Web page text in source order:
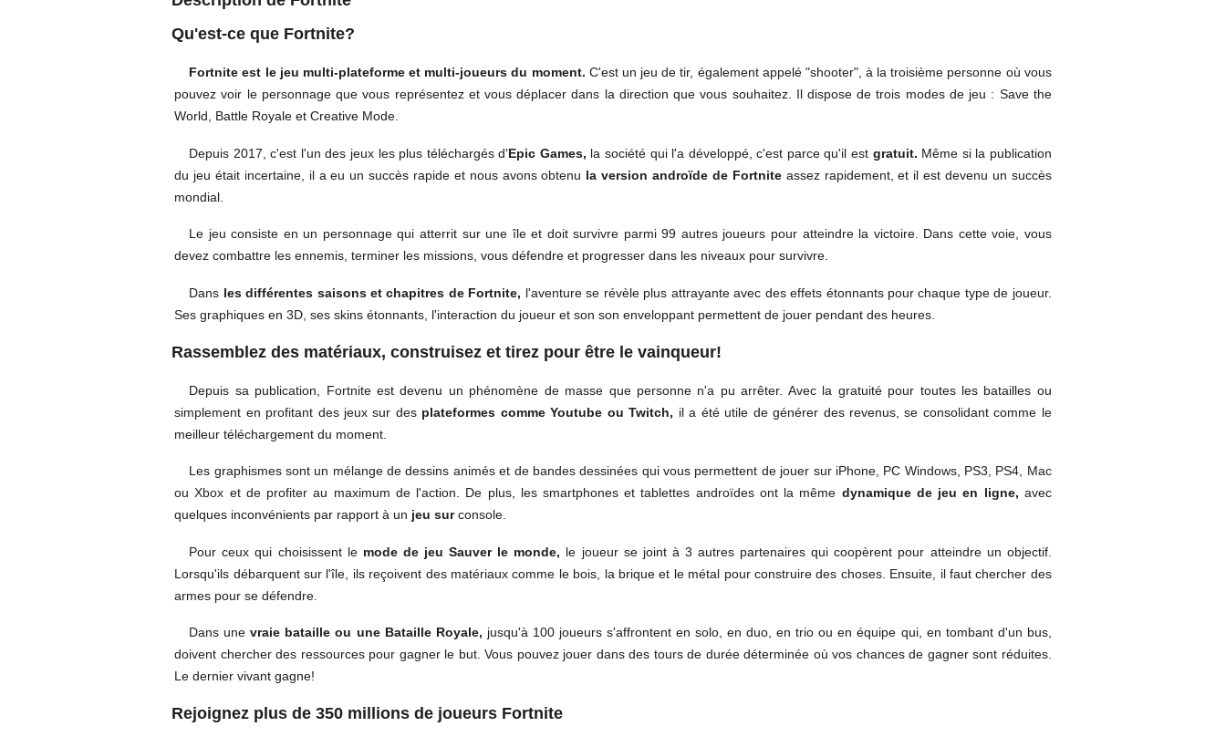
Qu'est-ce que Fortnite?
Fortnite est le jeu multi-plateforme et multi-joueurs du moment. C'est un jeu de tir, également appelé "shooter", à la troisième personne où vous
pouvez voir le personnage que vous représentez et vous déplacer dans la direction que vous souhaitez. Il dispose de trois modes de jeu : Save the
World, Battle Royale et Creative Mode.
Depuis 2017, c'est l'un des jeux les plus téléchargés d'Epic Games, la société qui l'a développé, c'est parce qu'il est gratuit. Même si la publication
du jeu était incertaine, il a eu un succès rapide et nous avons obtenu la version androïde de Fortnite assez rapidement, et il est devenu un succès
mondial.
Le jeu consiste en un personnage qui atterrit sur une île et doit survivre parmi 99 autres joueurs pour atteindre la victoire. Dans cette voie, vous
devez combattre les ennemis, terminer les missions, vous défendre et progresser dans les niveaux pour survivre.
Dans les différentes saisons et chapitres de Fortnite, l'aventure se révèle plus attrayante avec des effets étonnants pour chaque type de joueur.
Ses graphiques en 3D, ses skins étonnants, l'interaction du joueur et son son enveloppant permettent de jouer pendant des heures.
Rassemblez des matériaux, construisez et tirez pour être le vainqueur!
Depuis sa publication, Fortnite est devenu un phénomène de masse que personne n'a pu arrêter. Avec la gratuité pour toutes les batailles ou
simplement en profitant des jeux sur des plateformes comme Youtube ou Twitch, il a été utile de générer des revenus, se consolidant comme le
meilleur téléchargement du moment.
Les graphismes sont un mélange de dessins animés et de bandes dessinées qui vous permettent de jouer sur iPhone, PC Windows, PS3, PS4, Mac
ou Xbox et de profiter au maximum de l'action. De plus, les smartphones et tablettes androïdes ont la même dynamique de jeu en ligne, avec
quelques inconvénients par rapport à un jeu surconsole.
Pour ceux qui choisissent le mode de jeu Sauver le monde, le joueur se joint à 3 autres partenaires qui coopèrent pour atteindre un objectif.
Lorsqu'ils débarquent sur l'île, ils reçoivent des matériaux comme le bois, la brique et le métal pour construire des choses. Ensuite, il faut chercher des
armes pour se défendre.
Dans unevraie bataille ou une Bataille Royale, jusqu'à 100 joueurs s'affrontent en solo, en duo, en trio ou en équipe qui, en tombant d'un bus,
doivent chercher des ressources pour gagner le but. Vous pouvez jouer dans des tours de durée déterminée où vos chances de gagner sont réduites.
Le dernier vivant gagne!
Rejoignez plus de 350 millions de joueurs Fortnite